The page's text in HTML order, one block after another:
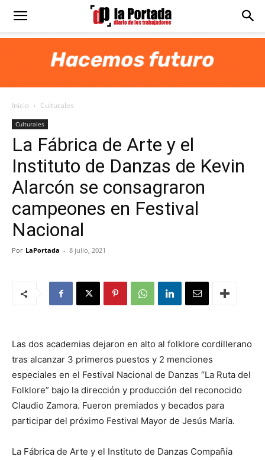
Diario
Portada
Inicio Culturales
Culturales
La Fábrica de Arte y el
Instituto de Danzas de Kevin
Alarcón se consagraron
campeones en Festival
Nacional
Por LaPortada - 8 julio, 2021
Las dos academias dejaron en alto al folklore cordillerano
tras alcanzar 3 primeros puestos y 2 menciones
especiales en el Festival Nacional de Danzas “La Ruta del
Folklore” bajo la dirección y producción del reconocido
Claudio Zamora. Fueron premiados y becados para
participar del próximo Festival Mayor de Jesús María.
La Fábrica de Arte y el Instituto de Danzas Compañía